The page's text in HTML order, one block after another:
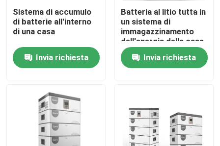
Casa.
Prodotti
Video
Sistema di accumulo
di batterie all'interno
di una casa
Invia richiesta
Batteria al litio tutta in
un sistema di
immagazzinamento
dell'energia della casa
di ESS 100Ah 200Ah
Invia richiesta